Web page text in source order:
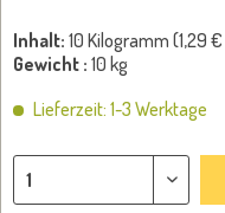
Inhalt: 10 Kilogramm (1,29 €
Gewicht : 10 kg
Lieferzeit: 1-3 Werktage